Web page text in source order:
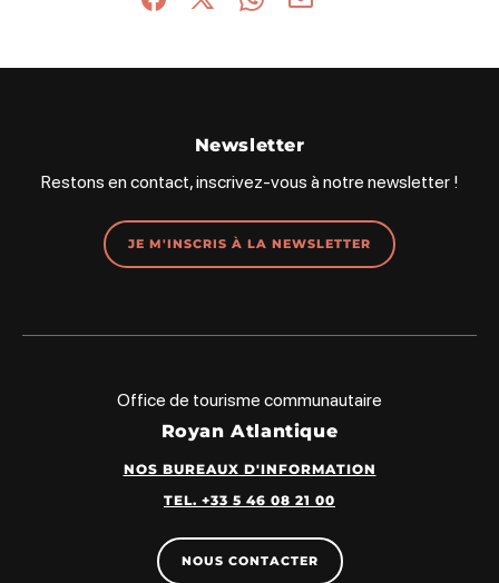
Partager sur Facebook (nouvelle fenêtre)
Partager sur X / Twitter (nouvelle
Partager sur WhatsApp
Partager par mail
Newsletter
Restons en contact, inscrivez-vous à notre newsletter !
JE M'INSCRIS À LA NEWSLETTER
Office de tourisme communautaire
Royan Atlantique
NOS BUREAUX D'INFORMATION
TEL. +33 5 46 08 21 00
NOUS CONTACTER